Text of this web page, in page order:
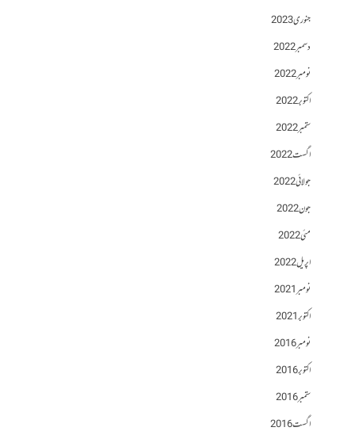
جنوری 2023
دسمبر 2022
نومبر 2022
اکتوبر 2022
ستمبر 2022
اگست 2022
جولائی 2022
جون 2022
مئی 2022
اپریل 2022
نومبر 2021
اکتوبر 2021
نومبر 2016
اکتوبر 2016
ستمبر 2016
اگست 2016